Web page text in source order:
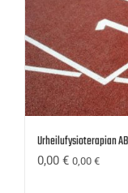
Urheilufysioterapian
0,00 € 0,00 €